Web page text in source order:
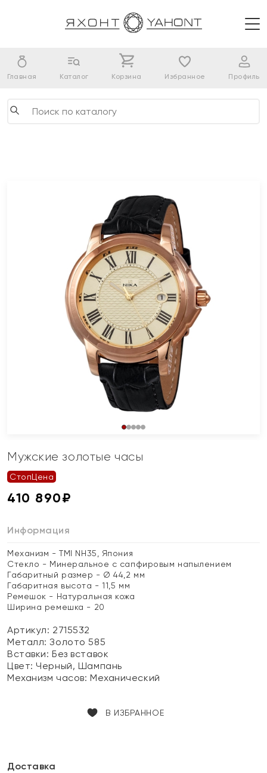
Главная Каталог Корзина Избранное Профиль
Мужские золотые часы
СтопЦена
410 890₽
Информация
Механизм - TMI NH35, Япония
Стекло - Минеральное с сапфировым напылением
Габаритный размер - Ø 44,2 мм
Габаритная высота - 11,5 мм
Ремешок - Натуральная кожа
Ширина ремешка - 20
Артикул: 2715532
Металл:Золото 585
Вставки:Без вставок
Цвет:Черный, Шампань
Механизм часов: Механический
В ИЗБРАННОЕ
Доставка